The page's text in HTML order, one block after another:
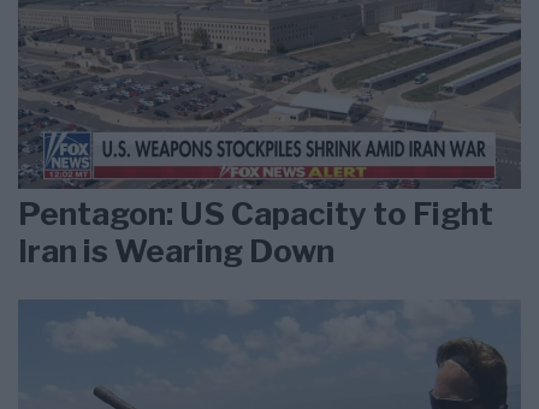
Pentagon: US Capacity to Fight
Iran is Wearing Down